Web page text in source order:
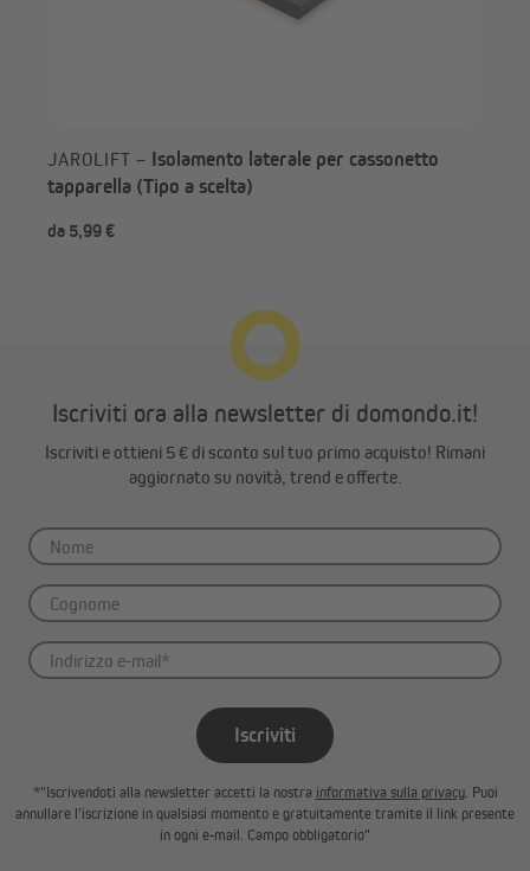
JAROLIFT – Isolamento laterale per cassonetto
tapparella (Tipo a scelta)
da 5,99 €
Iscriviti ora alla newsletter di domondo.it!
Iscriviti e ottieni 5 € di sconto sul tuo primo acquisto! Rimani
aggiornato su novità, trend e offerte.
Iscriviti
*"Iscrivendoti alla newsletter accetti la nostra informativa sulla privacy. Puoi
annullare l’iscrizione in qualsiasi momento e gratuitamente tramite il link presente
in ogni e-mail. Campo obbligatorio"